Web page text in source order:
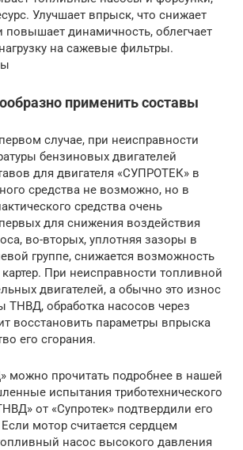
Улучшает впрыск, что снижает
повышает динамичность, облегчает
на сажевые фильтры.
применить составы
случае, при неисправности
бензиновых двигателей
для двигателя «СУПРОТЕК» в
средства не возможно, но в
средства очень
для снижения воздействия
во-вторых, уплотняя зазоры в
группе, снижается возможность
При неисправности топливной
двигателей, а обычно это износ
ТНВД, обработка насосов через
восстановить параметры впрыска
его сгорания.
можно прочитать подробнее в нашей
испытания триботехнического
от «Супротек» подтвердили его
мотор считается сердцем
насос высокого давления